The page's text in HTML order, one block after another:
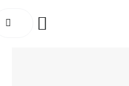
al
Toggle